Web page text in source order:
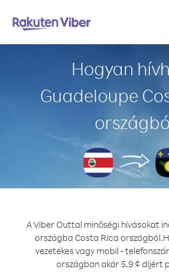
Hogyan
Guadeloupe
A Viber Outtal minőségi hívásokat
országba Costa Rica országból.
vezetékes vagy mobil -
országban akár 5.9 ¢ díjért